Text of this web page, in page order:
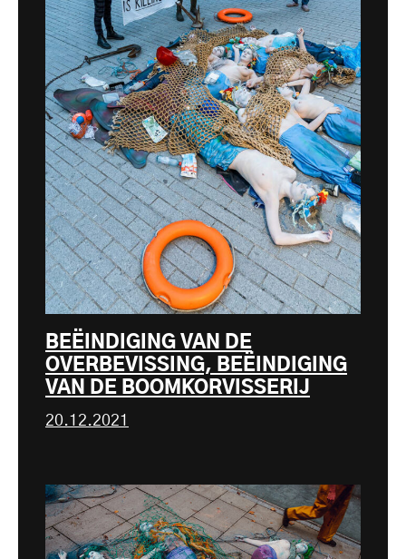
BEËINDIGING VAN DE
OVERBEVISSING, BEËINDIGING
VAN DE BOOMKORVISSERIJ
20.12.2021